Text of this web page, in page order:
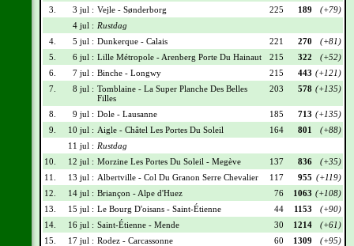
3.
3 jul : Vejle - Sønderborg 225 189
(+79)
4 jul : Rustdag
4.
5 jul : Dunkerque - Calais 221 270
(+81)
5.
6 jul : Lille Métropole - Arenberg Porte Du Hainaut 215 322
(+52)
6.
7 jul : Binche - Longwy 215 443 (+121)
7.
8 jul : Tomblaine - La Super Planche Des Belles
Filles
203 578 (+135)
8. 9 jul : Dole - Lausanne 185 713 (+135)
9.
10 jul : Aigle - Châtel Les Portes Du Soleil 164 801
(+88)
11 jul : Rustdag
10.
12 jul : Morzine Les Portes Du Soleil - Megève 137 836
(+35)
11.
13 jul : Albertville - Col Du Granon Serre Chevalier 117 955 (+119)
12.
14 jul : Briançon - Alpe d'Huez 76 1063 (+108)
13.
15 jul : Le Bourg D'oisans - Saint-Étienne 44 1153
(+90)
14.
16 jul : Saint-Étienne - Mende 30 1214
(+61)
15.
17 jul : Rodez - Carcassonne 60 1309
(+95)